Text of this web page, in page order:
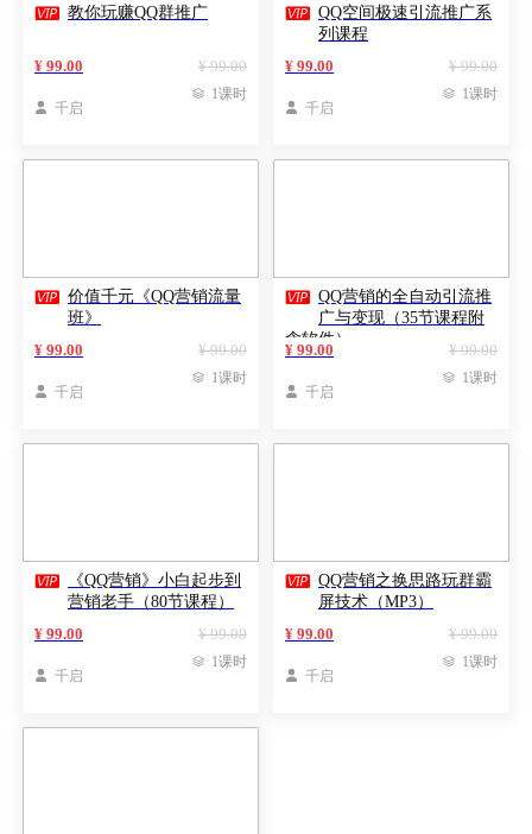
 教你玩赚QQ群推广
¥ 99.00
¥ 99.00
 千启
 1课时
 QQ空间极速引流推广系
列课程
¥ 99.00
¥ 99.00
 千启
 1课时
 价值千元《QQ营销流量
班》
¥ 99.00
¥ 99.00
 千启
 1课时
 QQ营销的全自动引流推
广与变现（35节课程附
含软件）
¥ 99.00
¥ 99.00
 千启
 1课时

《QQ营销》小白起步到
营销老手（80节课程）
¥ 99.00
¥ 99.00
 千启
 1课时
 QQ营销之换思路玩群霸
屏技术（MP3）
¥ 99.00
¥ 99.00
 千启
 1课时